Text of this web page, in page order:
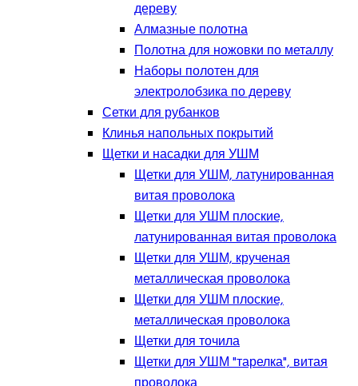
дереву
Алмазные полотна
Полотна для ножовки по металлу
Наборы полотен для
электролобзика по дереву
Сетки для рубанков
Клинья напольных покрытий
Щетки и насадки для УШМ
Щетки для УШМ, латунированная
витая проволока
Щетки для УШМ плоские,
латунированная витая проволока
Щетки для УШМ, крученая
металлическая проволока
Щетки для УШМ плоские,
металлическая проволока
Щетки для точила
Щетки для УШМ "тарелка", витая